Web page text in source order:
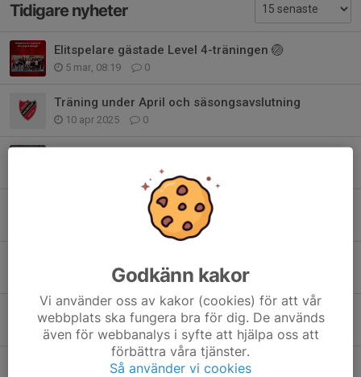
Tidigare nyheter
Elitspelare gästade Level 4-träningen 🏐
5 mar, 08:19 0
Träning under April och säsongsavslutning
10 apr 2025 0
Välkomna till uppstart säsong 2024/25
0
22 apr 2024 0
Sista träningen för terminen m.m.
14 dec 2023 0
Säsongsavslutning för fyrmannagruppen
Godkänn kakor
Vi använder oss av kakor (cookies) för att vår
webbplats ska fungera bra för dig. De används
även för webbanalys i syfte att hjälpa oss att
förbättra våra tjänster.
Så använder vi cookies